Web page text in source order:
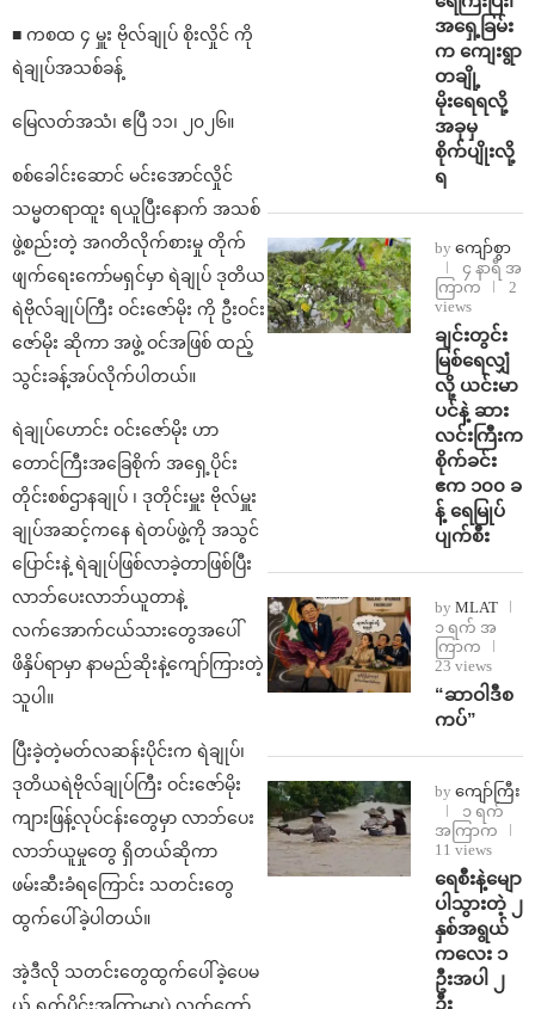
■ ကစထ ၄ မှူး ဗိုလ်ချုပ် စိုးလှိုင် ကို
ရဲချုပ်အသစ်ခန့်
မြေလတ်အသံ၊ ဧပြီ ၁၁၊ ၂၀၂၆။
စစ်ခေါင်းဆောင် မင်းအောင်လှိုင်
သမ္မတရာထူး ရယူပြီးနောက် အသစ်
ဖွဲ့စည်းတဲ့ အဂတိလိုက်စားမှု တိုက်
ဖျက်ရေးကော်မရှင်မှာ ရဲချုပ် ဒုတိယ
ရဲဗိုလ်ချုပ်ကြီး ဝင်းဇော်မိုး ကို ဦးဝင်း
ဇော်မိုး ဆိုကာ အဖွဲ့ ဝင်အဖြစ် ထည့်
သွင်းခန့်အပ်လိုက်ပါတယ်။
ရဲချုပ်ဟောင်း ဝင်းဇော်မိုး ဟာ
တောင်ကြီးအခြေစိုက် အရှေ့ပိုင်း
တိုင်းစစ်ဌာနချုပ် ၊ ဒုတိုင်းမှူး ဗိုလ်မှူး
ချုပ်အဆင့်ကနေ ရဲတပ်ဖွဲ့ကို အသွင်
ပြောင်းနဲ့ ရဲချုပ်ဖြစ်လာခဲ့တာဖြစ်ပြီး
လာဘ်ပေးလာဘ်ယူတာနဲ့
လက်အောက်ငယ်သားတွေအပေါ်
ဖိနှိပ်ရာမှာ နာမည်ဆိုးနဲ့ကျော်ကြားတဲ့
သူပါ။
ပြီးခဲ့တဲ့မတ်လဆန်းပိုင်းက ရဲချုပ်၊
ဒုတိယရဲဗိုလ်ချုပ်ကြီး ဝင်းဇော်မိုး
ကျားဖြန့်လုပ်ငန်းတွေမှာ လာဘ်ပေး
လာဘ်ယူမှုတွေ ရှိတယ်ဆိုကာ
ဖမ်းဆီးခံရကြောင်း သတင်းတွေ
ထွက်ပေါ်ခဲ့ပါတယ်။
အဲ့ဒီလို သတင်းတွေထွက်ပေါ်ခဲ့ပေမ
အရှေ့ခြမ်း
က ကျေးရွာ
တချို့
မိုးရေရလို့
အခုမှ
စိုက်ပျိုးလို့
ရ
by ကျော်စွာ
၄ နာရီ အ
ကြာက
2
views
ချင်းတွင်း
မြစ်ရေလျှံ
လို့ ယင်းမာ
ပင်နဲ့ ဆား
လင်းကြီးက
စိုက်ခင်း
ဧက ၁၀၀ ခ
န့် ရေမြုပ်
ပျက်စီး
by MLAT
၁ ရက် အ
ကြာက
23 views
“ဆာဝါဒီစ
ကပ်”
by ကျော်ကြီး
၁ ရက်
အကြာက
11 views
ရေစီးနဲ့မျော
ပါသွားတဲ့ ၂
နှစ်အရွယ်
ကလေး ၁
ဦးအပါ ၂
ဦး